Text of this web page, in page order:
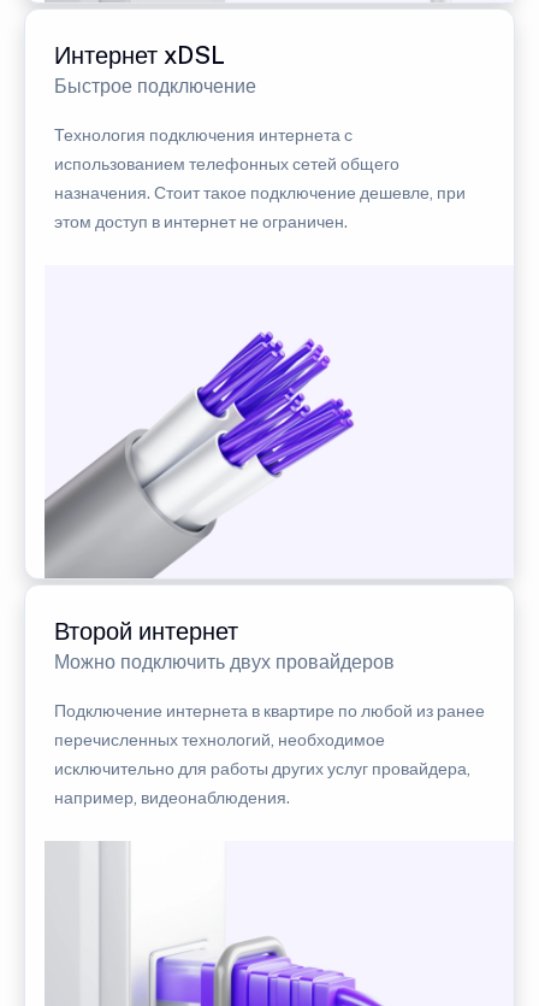
Интернет xDSL
Быстрое подключение
Технология подключения интернета с
использованием телефонных сетей общего
назначения. Стоит такое подключение дешевле, при
этом доступ в интернет не ограничен.
Второй интернет
Можно подключить двух провайдеров
Подключение интернета в квартире по любой из ранее
перечисленных технологий, необходимое
исключительно для работы других услуг провайдера,
например, видеонаблюдения.